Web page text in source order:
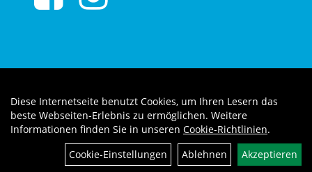
Diese Internetseite benutzt Cookies, um Ihren Lesern das
beste Webseiten-Erlebnis zu ermöglichen. Weitere
Informationen finden Sie in unseren Cookie-Richtlinien.
Cookie-Einstellungen
Ablehnen Akzeptieren
Auftrag widerrufen